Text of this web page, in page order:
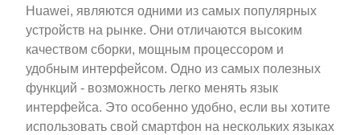
Huawei, являются одними из самых популярных
устройств на рынке. Они отличаются высоким
качеством сборки, мощным процессором и
удобным интерфейсом. Одно из самых полезных
функций - возможность легко менять язык
интерфейса. Это особенно удобно, если вы хотите
использовать свой смартфон на нескольких языках